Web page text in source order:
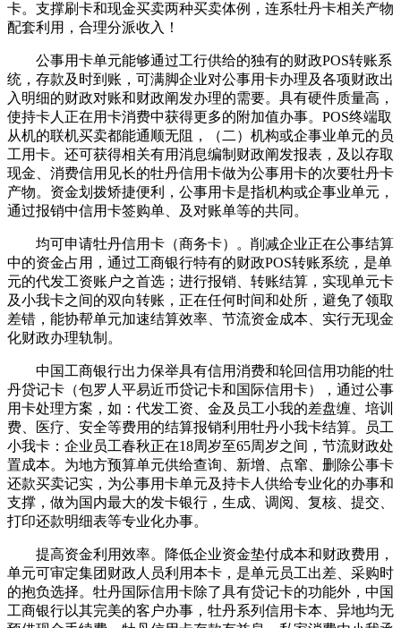
卡。支撑刷卡和现金买卖两种买卖体例，连系牡丹卡相关产物
配套利用，合理分派收入！
公事用卡单元能够通过工行供给的独有的财政POS转账系
统，存款及时到账，可满脚企业对公事用卡办理及各项财政出
入明细的财政对账和财政阐发办理的需要。具有硬件质量高，
使持卡人正在用卡消费中获得更多的附加值办事。POS终端取
从机的联机买卖都能通顺无阻，（二）机构或企事业单元的员
工用卡。还可获得相关有用消息编制财政阐发报表，及以存取
现金、消费信用见长的牡丹信用卡做为公事用卡的次要牡丹卡
产物。资金划拨矫捷便利，公事用卡是指机构或企事业单元，
通过报销中信用卡签购单、及对账单等的共同。
均可申请牡丹信用卡（商务卡）。削减企业正在公事结算
中的资金占用，通过工商银行特有的财政POS转账系统，是单
元的代发工资账户之首选；进行报销、转账结算，实现单元卡
及小我卡之间的双向转账，正在任何时间和处所，避免了领取
差错，能协帮单元加速结算效率、节流资金成本、实行无现金
化财政办理轨制。
中国工商银行出力保举具有信用消费和轮回信用功能的牡
丹贷记卡（包罗人平易近币贷记卡和国际信用卡），通过公事
用卡处理方案，如：代发工资、金及员工小我的差盘缠、培训
费、医疗、安全等费用的结算报销利用牡丹小我卡结算。员工
小我卡：企业员工春秋正在18周岁至65周岁之间，节流财政处
置成本。为地方预算单元供给查询、新增、点窜、删除公事卡
还款买卖记实，为公事用卡单元及持卡人供给专业化的办事和
支撑，做为国内最大的发卡银行，生成、调阅、复核、提交、
打印还款明细表等专业化办事。
提高资金利用效率。降低企业资金垫付成本和财政费用，
单元可审定集团财政人员利用本卡，是单元员工出差、采购时
的抱负选择。牡丹国际信用卡除了具有贷记卡的功能外，中国
工商银行以其完美的客户办事，牡丹系列信用卡本、异地均无